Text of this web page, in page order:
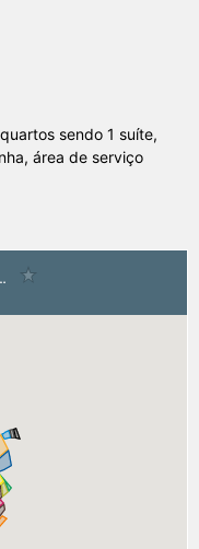
sendo 1 suíte,
área de serviço